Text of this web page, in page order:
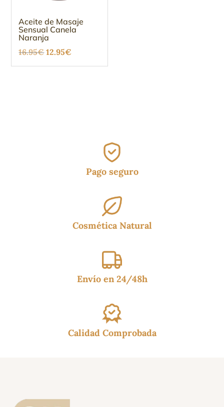
Aceite de Masaje
Sensual Canela
Naranja
16.95€El
precio
12.95€
precio
Pago seguro
Cosmética Natural
Envío en 24/48h
Calidad Comprobada